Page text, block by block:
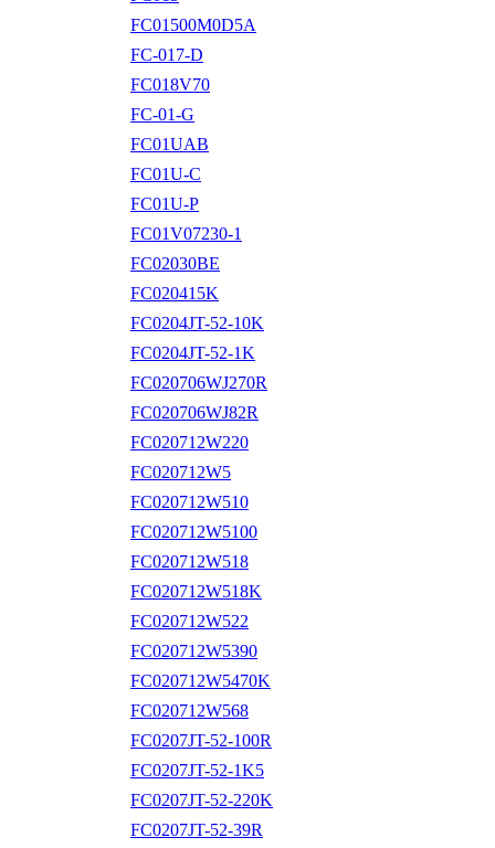
FC01500M0D5A
FC-017-D
FC018V70
FC-01-G
FC01UAB
FC01U-C
FC01U-P
FC01V07230-1
FC02030BE
FC020415K
FC0204JT-52-10K
FC0204JT-52-1K
FC020706WJ270R
FC020706WJ82R
FC020712W220
FC020712W5
FC020712W510
FC020712W5100
FC020712W518
FC020712W518K
FC020712W522
FC020712W5390
FC020712W5470K
FC020712W568
FC0207JT-52-100R
FC0207JT-52-1K5
FC0207JT-52-220K
FC0207JT-52-39R